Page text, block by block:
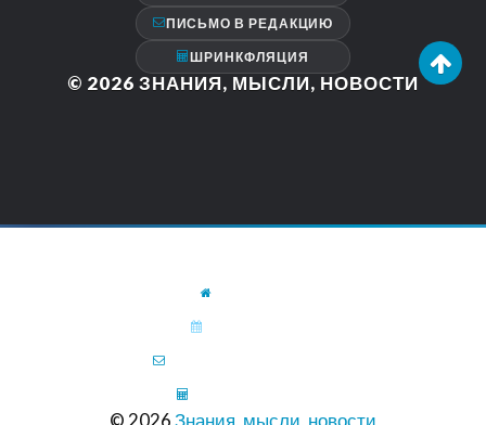
ПИСЬМО В РЕДАКЦИЮ
ШРИНКФЛЯЦИЯ
© 2026 ЗНАНИЯ, МЫСЛИ, НОВОСТИ